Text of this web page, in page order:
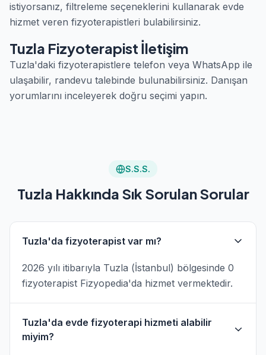
istiyorsanız, filtreleme seçeneklerini kullanarak evde
hizmet veren fizyoterapistleri bulabilirsiniz.
Tuzla Fizyoterapist İletişim
Tuzla'daki fizyoterapistlere telefon veya WhatsApp ile
ulaşabilir, randevu talebinde bulunabilirsiniz. Danışan
yorumlarını inceleyerek doğru seçimi yapın.
S.S.S.
Tuzla Hakkında Sık Sorulan Sorular
Tuzla'da fizyoterapist var mı?
2026 yılı itibarıyla Tuzla (İstanbul) bölgesinde 0
fizyoterapist Fizyopedia'da hizmet vermektedir.
Tuzla'da evde fizyoterapi hizmeti alabilir
miyim?